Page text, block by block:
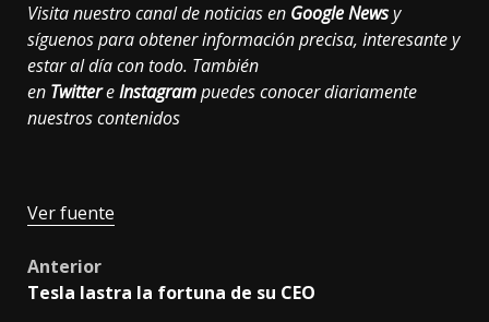
Visita nuestro canal de noticias en Google Newsy
síguenos para obtener información precisa, interesante y
estar al día con todo. También
en TwittereInstagrampuedes conocer diariamente
nuestros contenidos
Ver fuente
Post
Anterior
Tesla lastra la fortuna de su CEO